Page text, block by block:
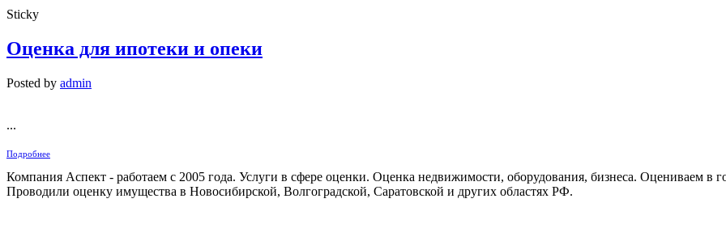
Sticky
Оценка для ипотеки и опеки
Posted by admin
...
Подробнее
Компания Аспект - работаем с 2005 года. Услуги в сфере оценки. Оценка недвижимости, оборудования, бизнеса. Оцениваем в
Проводили оценку имущества в Новосибирской, Волгоградской, Саратовской и других областях РФ.